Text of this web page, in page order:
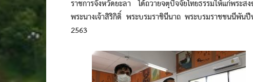
ราชการจังหวัดยะลา ได้ถวายจตุปัจจัยไทยธรรมให้แก่พ
พระนางเจ้าสิริกิติ์ พระบรมราชินีนาถ พระบรมราชชนนีพัน
2563